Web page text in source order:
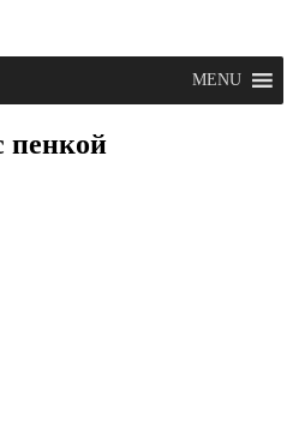
MENU
пенкой